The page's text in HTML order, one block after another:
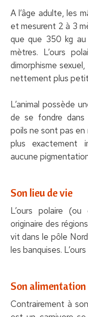
A l’âge adulte, les
et mesurent 2 à 3
que que 350 kg
mètres. L’ours
dimorphisme
nettement plus
L’animal possède
de se fondre dans
poils ne sont pas
plus exactement
aucune
Son lieu de vie
L’ours polaire
originaire des
vit dans le pôle
les banquises.
Son alimentation
Contrairement à